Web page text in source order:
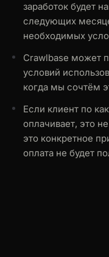
заработок будет
следующих
необходимых
Crawlbase может
условий
когда мы сочтём
Если клиент по
оплачивает, это
это конкретное
оплата не будет